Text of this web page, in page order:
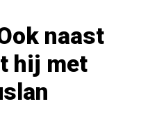
naast
hij met